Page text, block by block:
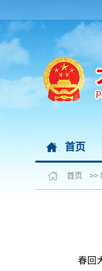
首页
首页 >>
春回